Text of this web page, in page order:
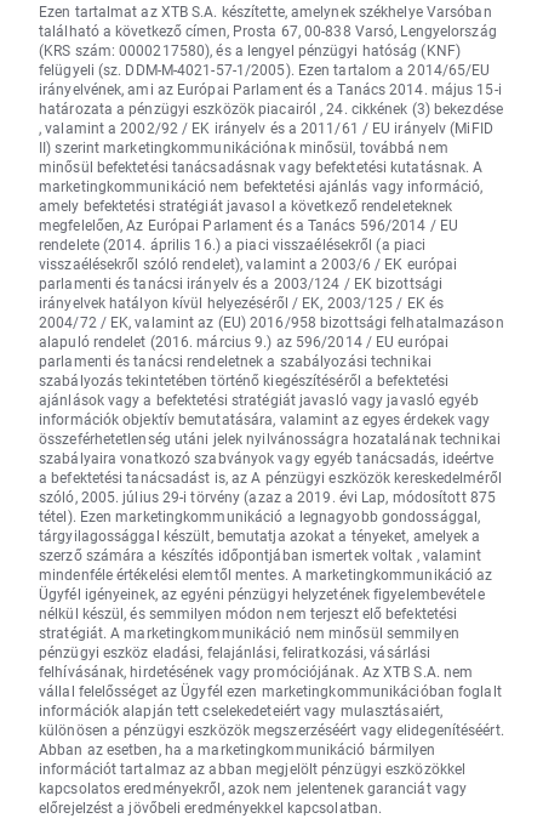
Ezen tartalmat az XTB S.A. készítette, amelynek székhelye Varsóban
található a következő címen, Prosta 67, 00-838 Varsó, Lengyelország
(KRS szám: 0000217580), és a lengyel pénzügyi hatóság (KNF)
felügyeli (sz. DDM-M-4021-57-1/2005). Ezen tartalom a 2014/65/EU
irányelvének, ami az Európai Parlament és a Tanács 2014. május 15-i
határozata a pénzügyi eszközök piacairól , 24. cikkének (3) bekezdése
, valamint a 2002/92 / EK irányelv és a 2011/61 / EU irányelv (MiFID
II) szerint marketingkommunikációnak minősül, továbbá nem
minősül befektetési tanácsadásnak vagy befektetési kutatásnak. A
marketingkommunikáció nem befektetési ajánlás vagy információ,
amely befektetési stratégiát javasol a következő rendeleteknek
megfelelően, Az Európai Parlament és a Tanács 596/2014 / EU
rendelete (2014. április 16.) a piaci visszaélésekről (a piaci
visszaélésekről szóló rendelet), valamint a 2003/6 / EK európai
parlamenti és tanácsi irányelv és a 2003/124 / EK bizottsági
irányelvek hatályon kívül helyezéséről / EK, 2003/125 / EK és
2004/72 / EK, valamint az (EU) 2016/958 bizottsági felhatalmazáson
alapuló rendelet (2016. március 9.) az 596/2014 / EU európai
parlamenti és tanácsi rendeletnek a szabályozási technikai
szabályozás tekintetében történő kiegészítéséről a befektetési
ajánlások vagy a befektetési stratégiát javasló vagy javasló egyéb
információk objektív bemutatására, valamint az egyes érdekek vagy
összeférhetetlenség utáni jelek nyilvánosságra hozatalának technikai
szabályaira vonatkozó szabványok vagy egyéb tanácsadás, ideértve
a befektetési tanácsadást is, az A pénzügyi eszközök kereskedelméről
szóló, 2005. július 29-i törvény (azaz a 2019. évi Lap, módosított 875
tétel). Ezen marketingkommunikáció a legnagyobb gondossággal,
tárgyilagossággal készült, bemutatja azokat a tényeket, amelyek a
szerző számára a készítés időpontjában ismertek voltak , valamint
mindenféle értékelési elemtől mentes. A marketingkommunikáció az
Ügyfél igényeinek, az egyéni pénzügyi helyzetének figyelembevétele
nélkül készül, és semmilyen módon nem terjeszt elő befektetési
stratégiát. A marketingkommunikáció nem minősül semmilyen
pénzügyi eszköz eladási, felajánlási, feliratkozási, vásárlási
felhívásának, hirdetésének vagy promóciójának. Az XTB S.A. nem
vállal felelősséget az Ügyfél ezen marketingkommunikációban foglalt
információk alapján tett cselekedeteiért vagy mulasztásaiért,
különösen a pénzügyi eszközök megszerzéséért vagy elidegenítéséért.
Abban az esetben, ha a marketingkommunikáció bármilyen
információt tartalmaz az abban megjelölt pénzügyi eszközökkel
kapcsolatos eredményekről, azok nem jelentenek garanciát vagy
előrejelzést a jövőbeli eredményekkel kapcsolatban.